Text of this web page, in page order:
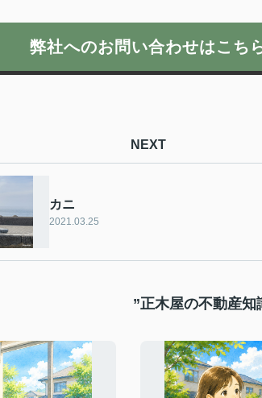
弊社へのお問い合わせはこち
NEXT
カニ
2021.03.25
”正木屋の不動産